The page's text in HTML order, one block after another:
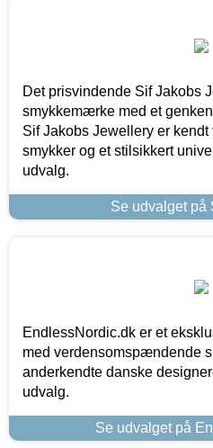
Det prisvindende Sif Jakobs
smykkemærke med et
Sif Jakobs Jewellery er
smykker og et stilsikkert
udvalg.
Se udvalget på
EndlessNordic.dk er et
med verdensomspændende
anderkendte danske
udvalg.
Se udvalget på